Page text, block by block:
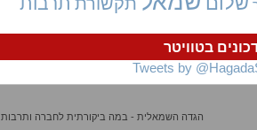
בטוויטר
Tweets by
הגדה השמאלית - במה ביקורתית לחברה ותרבות